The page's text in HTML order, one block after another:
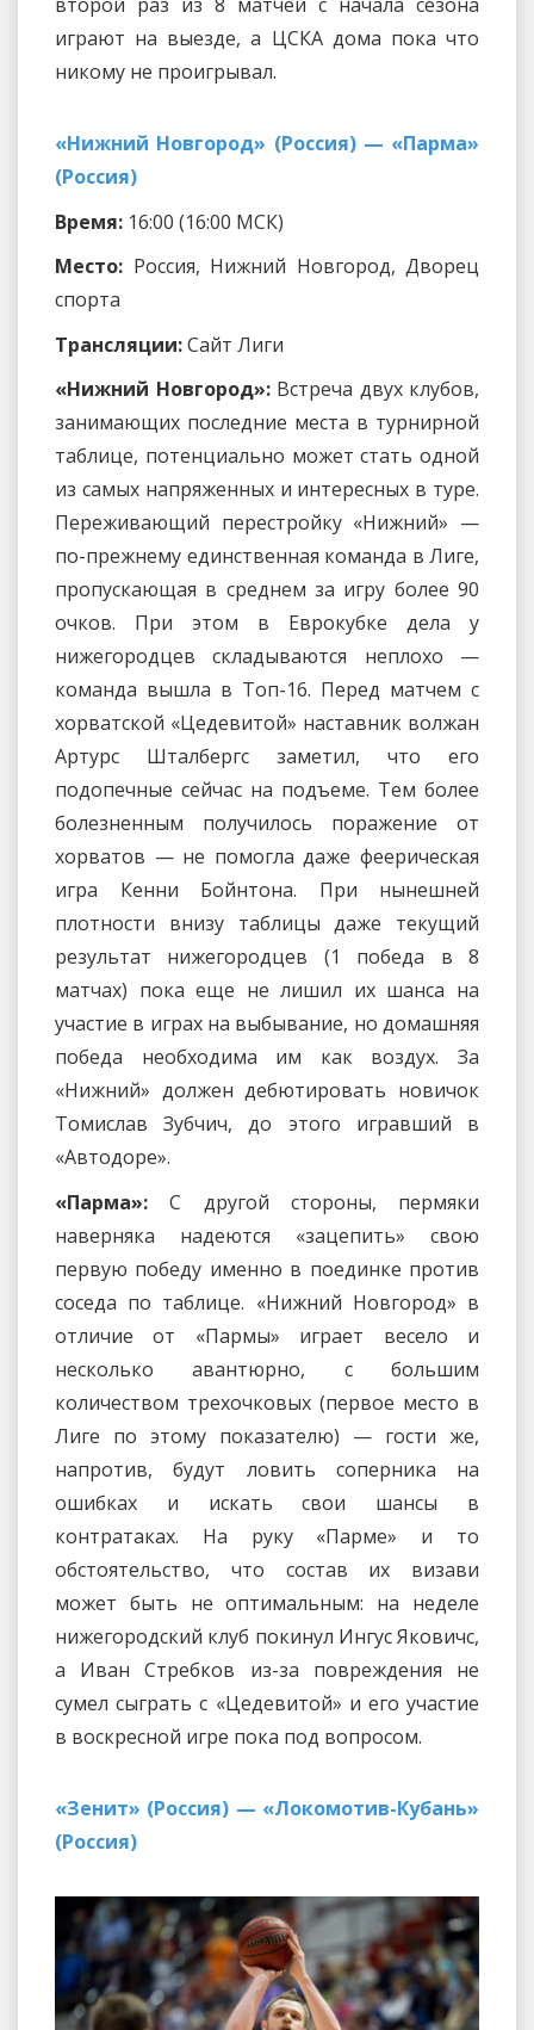
играют на выезде, а ЦСКА дома пока что
никому не проигрывал.
«Нижний Новгород» (Россия) — «Парма»
(Россия)
Время: 16:00 (16:00 МСК)
Место: Россия, Нижний Новгород, Дворец
спорта
Трансляции:Сайт Лиги
«Нижний Новгород»:Встреча двух клубов,
занимающих последние места в турнирной
таблице, потенциально может стать одной
из самых напряженных и интересных в туре.
Переживающий перестройку «Нижний» —
по-прежнему единственная команда в Лиге,
пропускающая в среднем за игру более 90
очков. При этом в Еврокубке дела у
нижегородцев складываются неплохо —
команда вышла в Топ-16. Перед матчем с
хорватской «Цедевитой» наставник волжан
Артурс Шталбергс заметил, что его
подопечные сейчас на подъеме. Тем более
болезненным получилось поражение от
хорватов — не помогла даже феерическая
игра Кенни Бойнтона. При нынешней
плотности внизу таблицы даже текущий
результат нижегородцев (1 победа в 8
матчах) пока еще не лишил их шанса на
участие в играх на выбывание, но домашняя
победа необходима им как воздух. За
«Нижний» должен дебютировать новичок
Томислав Зубчич, до этого игравший в
«Автодоре».
«Парма»: С другой стороны, пермяки
наверняка надеются «зацепить» свою
первую победу именно в поединке против
соседа по таблице. «Нижний Новгород» в
отличие от «Пармы» играет весело и
несколько авантюрно, с большим
количеством трехочковых (первое место в
Лиге по этому показателю) — гости же,
напротив, будут ловить соперника на
ошибках и искать свои шансы в
контратаках. На руку «Парме» и то
обстоятельство, что состав их визави
может быть не оптимальным: на неделе
нижегородский клуб покинул Ингус Яковичс,
а Иван Стребков из-за повреждения не
сумел сыграть с «Цедевитой» и его участие
в воскресной игре пока под вопросом.
«Зенит» (Россия) — «Локомотив-Кубань»
(Россия)